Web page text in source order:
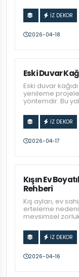
İZ DEKOR
2026-04-18
Eski Duvar
Eski duvar
yenileme
yöntemdir. Bu
İZ DEKOR
2026-04-17
Kışın Ev
Rehberi
Kış ayları, ev
erteleme
mevsimsel
İZ DEKOR
2026-04-16